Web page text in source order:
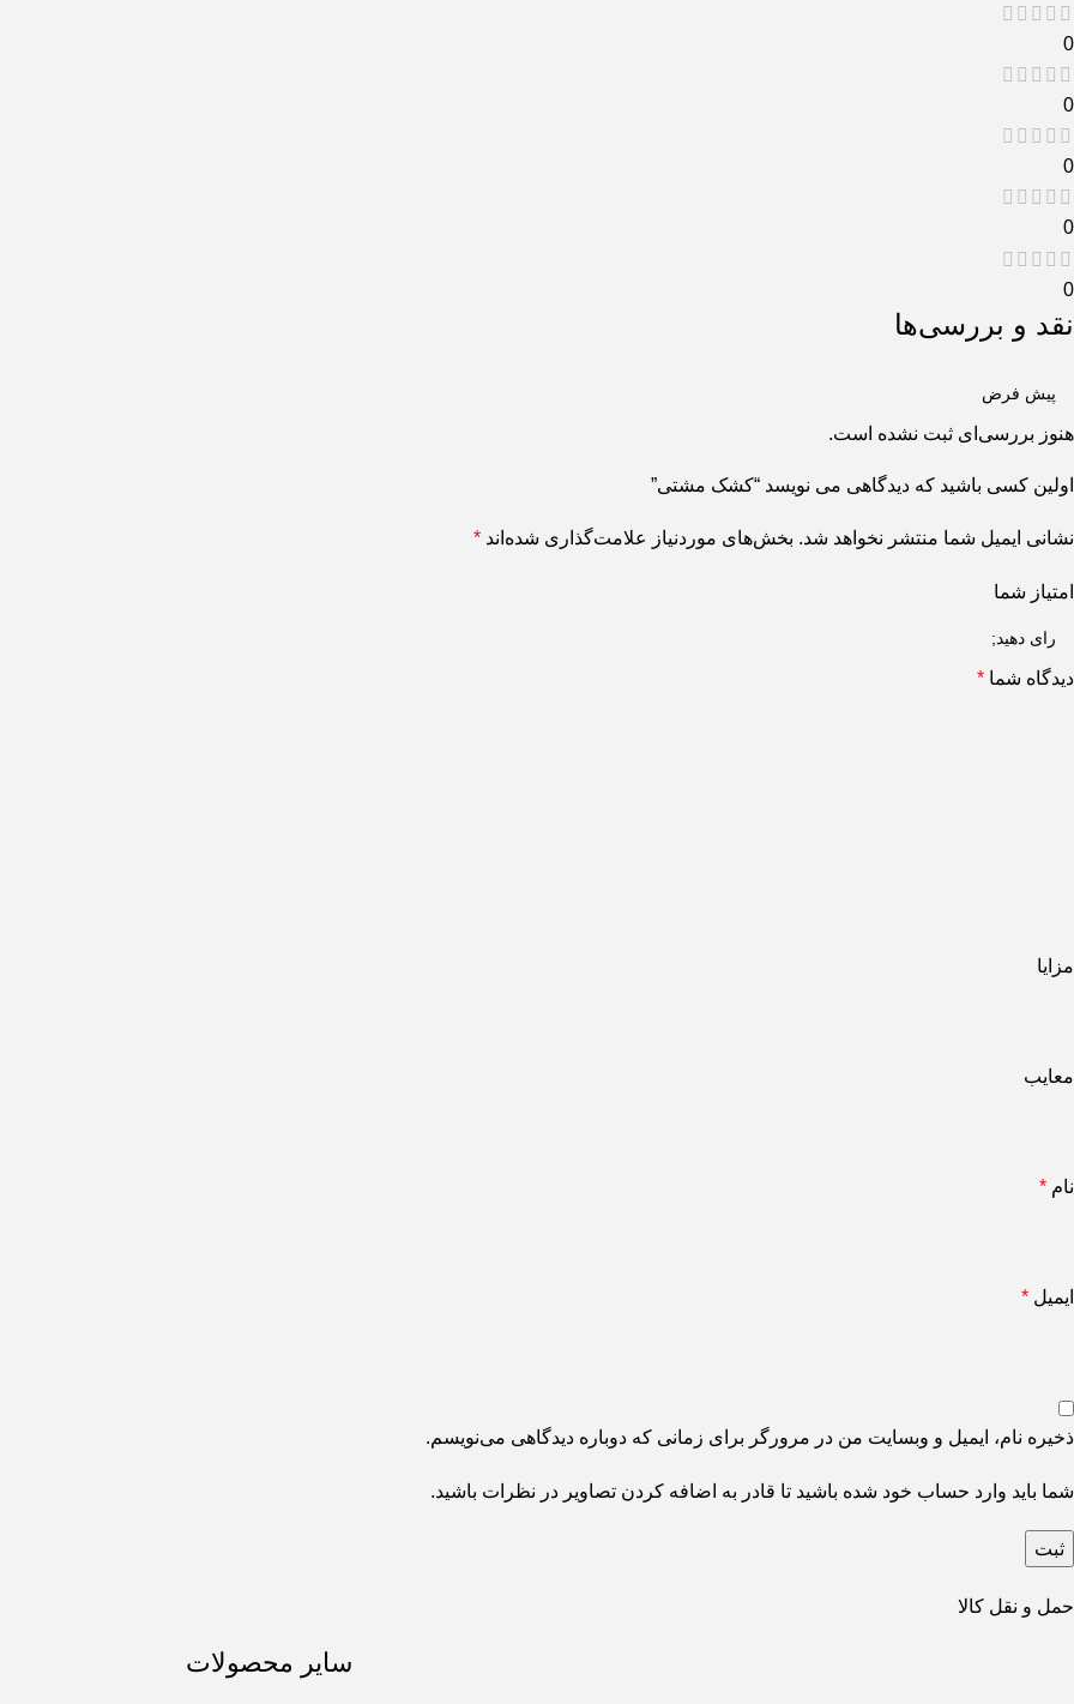
0
0
0
0
0
نقد و بررسی‌ها
هنوز بررسی‌ای ثبت نشده است.
اولین کسی باشید که دیدگاهی می نویسد “کشک مشتی”
نشانی ایمیل شما منتشر نخواهد شد. بخش‌های موردنیاز علامت‌گذاری شده‌اند *
امتیاز شما
دیدگاه شما *
مزایا
معایب
نام *
ایمیل *
ذخیره نام، ایمیل و وبسایت من در مرورگر برای زمانی که دوباره دیدگاهی می‌نویسم.
شما باید وارد حساب خود شده باشید تا قادر به اضافه کردن تصاویر در نظرات باشید.
حمل و نقل کالا
سایر محصولات